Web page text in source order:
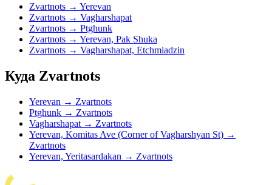
Zvartnots → Yerevan
Zvartnots → Vagharshapat
Zvartnots → Ptghunk
Zvartnots → Yerevan, Pak Shuka
Zvartnots → Vagharshapat, Etchmiadzin
Куда Zvartnots
Yerevan → Zvartnots
Ptghunk → Zvartnots
Vagharshapat → Zvartnots
Yerevan, Komitas Ave (Corner of Vagharshyan St) →
Zvartnots
Yerevan, Yeritasardakan → Zvartnots